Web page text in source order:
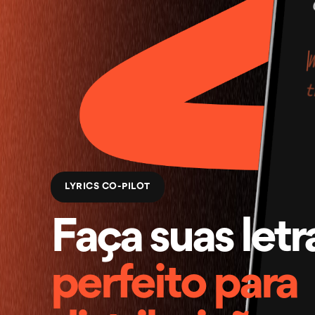
LYRICS CO-PILOT
Faça suas
perfeito para